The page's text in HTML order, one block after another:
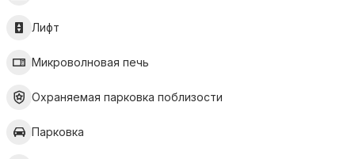
Лифт
Микроволновая печь
Охраняемая парковка поблизости
Парковка